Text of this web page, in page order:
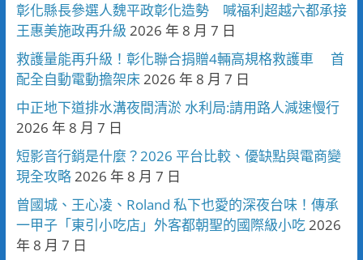
彰化縣長參選人魏平政彰化造勢 喊福利超越六都承接
王惠美施政再升級 2026 年 8 月 7 日
救護量能再升級！彰化聯合捐贈4輛高規格救護車 首
配全自動電動擔架床2026 年 8 月 7 日
中正地下道排水溝夜間清淤 水利局:請用路人減速慢行
2026 年 8 月 7 日
短影音行銷是什麼？2026 平台比較、優缺點與電商變
現全攻略2026 年 8 月 7 日
曾國城、王心凌、Roland 私下也愛的深夜台味！傳承
一甲子「東引小吃店」外客都朝聖的國際級小吃2026
年 8 月 7 日